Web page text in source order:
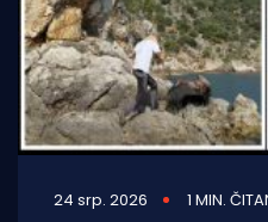
24 srp. 2026 1 MIN.